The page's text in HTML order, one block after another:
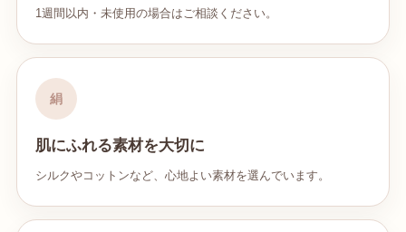
1週間以内・未使用の場合はご相談ください。
絹
肌にふれる素材を大切に
シルクやコットンなど、心地よい素材を選んでいます。